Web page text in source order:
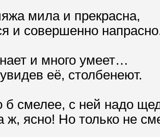
мила и прекрасна,
и совершенно
и много умеет…
её, столбенеют.
б смелее, с ней надо
ж, ясно! Но только не